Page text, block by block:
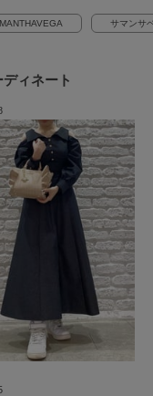
サマンサ
ィネート